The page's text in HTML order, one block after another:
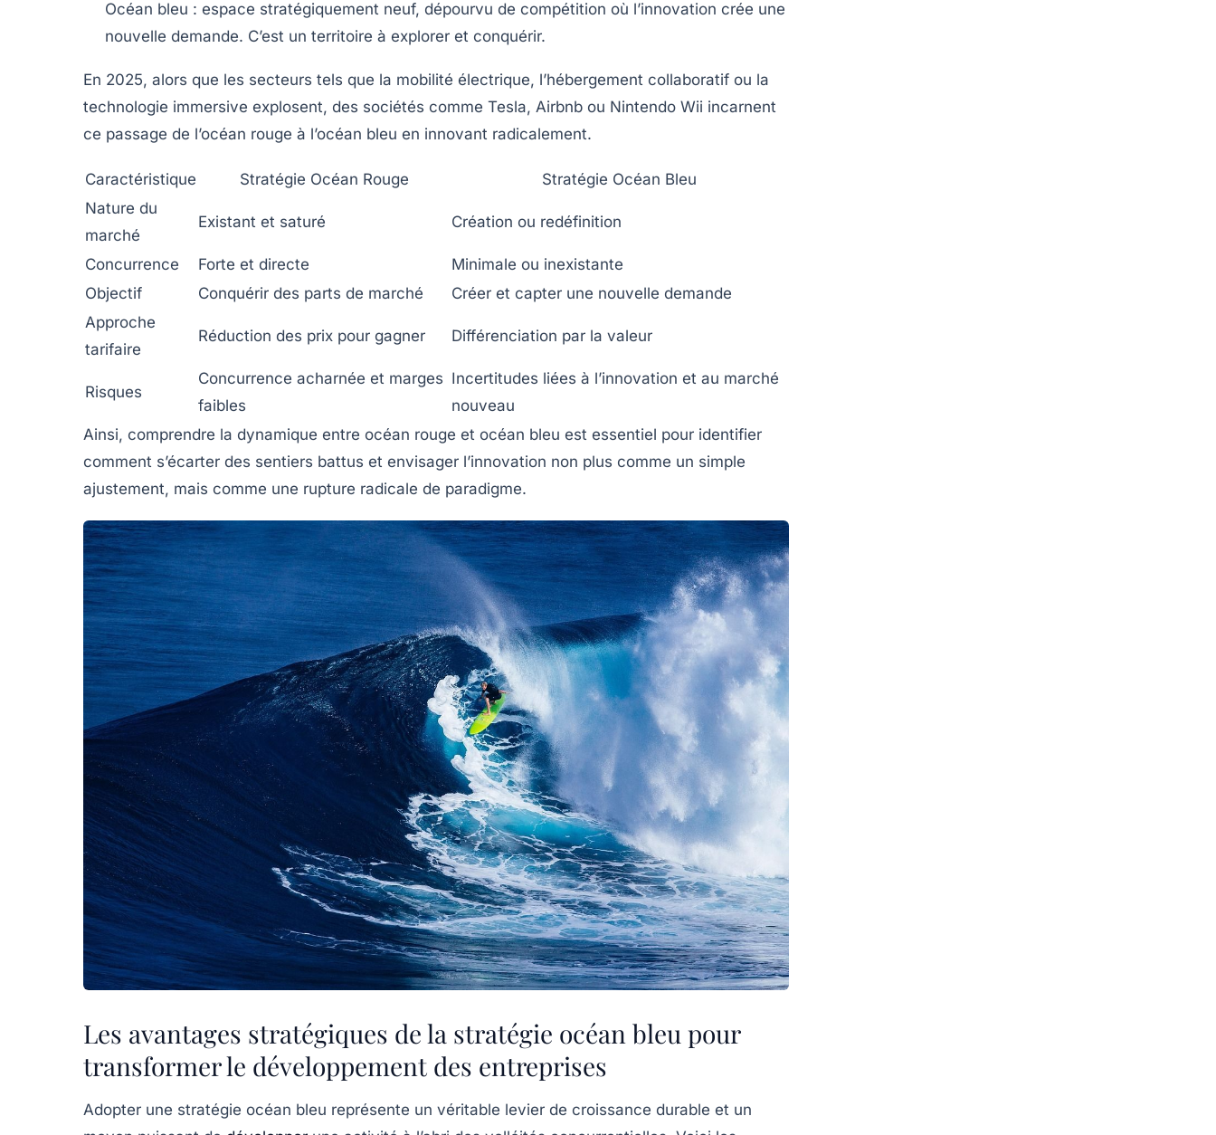
Océan bleu : espace stratégiquement neuf, dépourvu de compétition où l’innovation crée une
nouvelle demande. C’est un territoire à explorer et conquérir.
En 2025, alors que les secteurs tels que la mobilité électrique, l’hébergement collaboratif ou la
technologie immersive explosent, des sociétés comme Tesla, Airbnb ou Nintendo Wii incarnent
ce passage de l’océan rouge à l’océan bleu en innovant radicalement.
Caractéristique Stratégie Océan Rouge
Stratégie Océan Bleu
Nature du
marché
Existant et saturé Création ou redéfinition
Concurrence Forte et directe
Minimale ou inexistante
Objectif
Conquérir des parts de marché
Créer et capter une nouvelle demande
Approche
tarifaire
Réduction des prix pour gagner Différenciation par la valeur
Risques
Concurrence acharnée et marges
faibles
Incertitudes liées à l’innovation et au marché
nouveau
Ainsi, comprendre la dynamique entre océan rouge et océan bleu est essentiel pour identifier
comment s’écarter des sentiers battus et envisager l’innovation non plus comme un simple
ajustement, mais comme une rupture radicale de paradigme.
Les avantages stratégiques de la stratégie océan bleu pour
transformer le développement des entreprises
Adopter une stratégie océan bleu représente un véritable levier de croissance durable et un